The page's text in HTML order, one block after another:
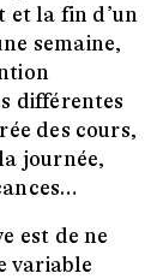
et la fin d’un
semaine,
différentes
des cours,
journée,
est de ne
variable